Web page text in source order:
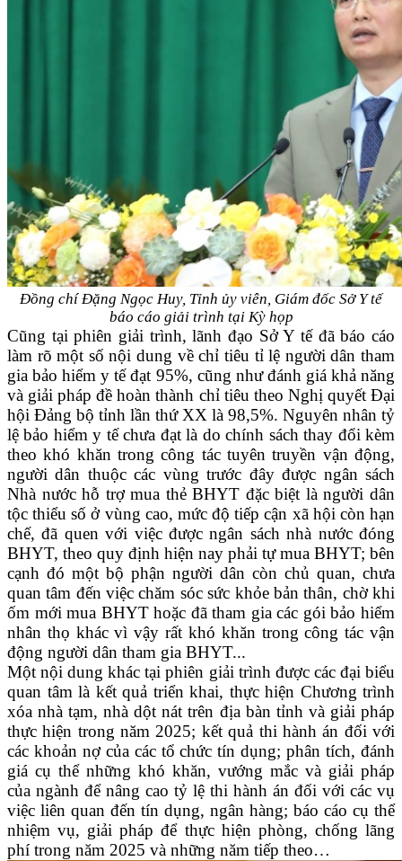
Đồng chí Đặng Ngọc Huy, Tỉnh ủy viên, Giám đốc Sở Y tế
báo cáo giải trình tại Kỳ họp
Cũng tại phiên giải trình, lãnh đạo Sở Y tế đã báo cáo
làm rõ một số nội dung về chỉ tiêu tỉ lệ người dân tham
gia bảo hiểm y tế đạt 95%, cũng như đánh giá khả năng
và giải pháp đề hoàn thành chỉ tiêu theo Nghị quyết Đại
hội Đảng bộ tỉnh lần thứ XX là 98,5%. Nguyên nhân tỷ
lệ bảo hiểm y tế chưa đạt là do chính sách thay đổi kèm
theo khó khăn trong công tác tuyên truyền vận động,
người dân thuộc các vùng trước đây được ngân sách
Nhà nước hỗ trợ mua thẻ BHYT đặc biệt là người dân
tộc thiểu số ở vùng cao, mức độ tiếp cận xã hội còn hạn
chế, đã quen với việc được ngân sách nhà nước đóng
BHYT, theo quy định hiện nay phải tự mua BHYT; bên
cạnh đó một bộ phận người dân còn chủ quan, chưa
quan tâm đến việc chăm sóc sức khỏe bản thân, chờ khi
ốm mới mua BHYT hoặc đã tham gia các gói bảo hiểm
nhân thọ khác vì vậy rất khó khăn trong công tác vận
động người dân tham gia BHYT...
Một nội dung khác tại phiên giải trình được các đại biểu
quan tâm là kết quả triển khai, thực hiện Chương trình
xóa nhà tạm, nhà dột nát trên địa bàn tỉnh và giải pháp
thực hiện trong năm 2025; kết quả thi hành án đối với
các khoản nợ của các tổ chức tín dụng; phân tích, đánh
giá cụ thể những khó khăn, vướng mắc và giải pháp
của ngành để nâng cao tỷ lệ thi hành án đối với các vụ
việc liên quan đến tín dụng, ngân hàng; báo cáo cụ thể
nhiệm vụ, giải pháp để thực hiện phòng, chống lãng
phí trong năm 2025 và những năm tiếp theo…